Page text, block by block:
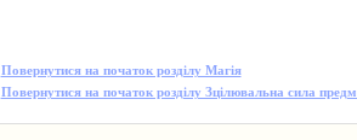
Повернутися на початок розділу Магія
Повернутися на початок розділу Зцілювальна сила